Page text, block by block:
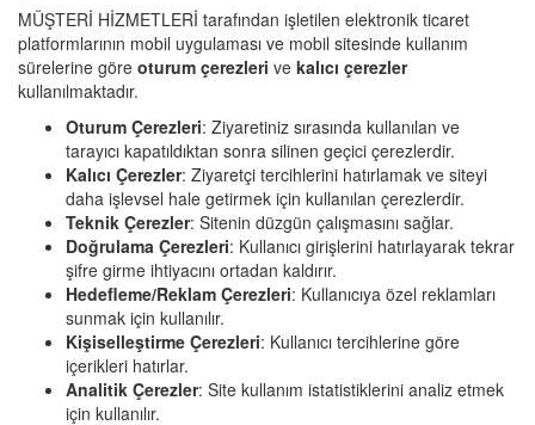
MÜŞTERİ HİZMETLERİ tarafından işletilen elektronik ticaret
platformlarının mobil uygulaması ve mobil sitesinde kullanım
sürelerine göre oturum çerezleri ve kalıcı çerezler
kullanılmaktadır.
Oturum Çerezleri: Ziyaretiniz sırasında kullanılan ve
tarayıcı kapatıldıktan sonra silinen geçici çerezlerdir.
Kalıcı Çerezler: Ziyaretçi tercihlerini hatırlamak ve siteyi
daha işlevsel hale getirmek için kullanılan çerezlerdir.
Teknik Çerezler: Sitenin düzgün çalışmasını sağlar.
Doğrulama Çerezleri: Kullanıcı girişlerini hatırlayarak tekrar
şifre girme ihtiyacını ortadan kaldırır.
Hedefleme/Reklam Çerezleri: Kullanıcıya özel reklamları
sunmak için kullanılır.
Kişiselleştirme Çerezleri: Kullanıcı tercihlerine göre
içerikleri hatırlar.
Analitik Çerezler: Site kullanım istatistiklerini analiz etmek
için kullanılır.